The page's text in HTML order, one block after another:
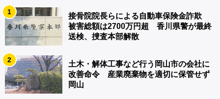
1
接骨院院長らによる自動車保険金詐欺
被害総額は2700万円超 香川県警が最終
送検、捜査本部解散
2
土木・解体工事など行う岡山市の会社に
改善命令 産業廃棄物を適切に保管せず
岡山